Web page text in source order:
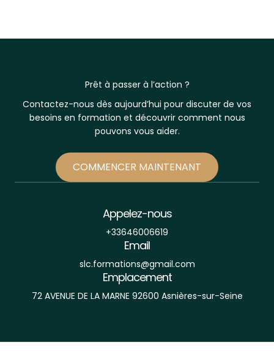
Prêt à passer à l’action ?
Contactez-nous dès aujourd’hui pour discuter de vos
besoins en formation et découvrir comment nous
pouvons vous aider.
COMMENCER MAINTENANT
Appelez-nous
+33646006619
Email
slc.formations@gmail.com
Emplacement
72 AVENUE DE LA MARNE 92600 Asnières-sur-Seine